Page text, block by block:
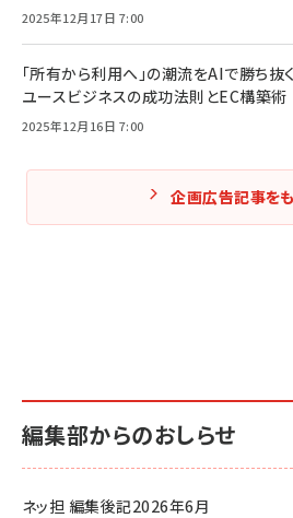
2025年12月17日 7:00
「所有から利用へ」の潮流をAIで勝ち抜
ユースビジネスの成功法則とEC構築術
2025年12月16日 7:00
企画広告記事を
編集部からのおしらせ
ネッ担 編集後記2026年6月